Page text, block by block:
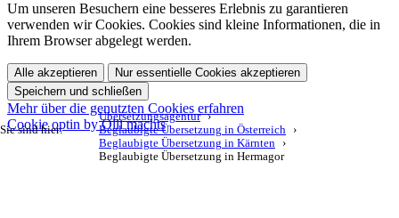
Sie sind hier:
Übersetzungsagentur
Beglaubigte Übersetzung in Österreich
Beglaubigte Übersetzung in Kärnten
Beglaubigte Übersetzung in Hermagor
Um unseren Besuchern eine besseres Erlebnis zu garantieren
verwenden wir Cookies. Cookies sind kleine Informationen, die in
Ihrem Browser abgelegt werden.
Alle akzeptieren
Nur essentielle Cookies akzeptieren
Speichern und schließen
Mehr über die genutzten Cookies erfahren
Cookie optin by Olli machts